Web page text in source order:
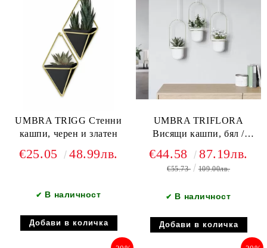
UMBRA TRIGG Стенни
кашпи, черен и златен
€25.05 48.99лв.
✔ В наличност
UMBRA TRIFLORA
Висящи кашпи, бял /
€44.58 87.19лв.
€55.73 109.00лв.
✔ В наличност